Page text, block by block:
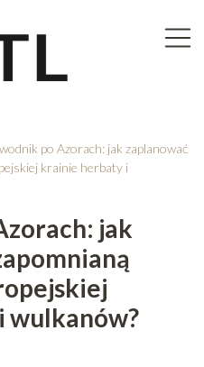
po Azorach: jak zaplanować
krainie herbaty i
jak
wulkanów?